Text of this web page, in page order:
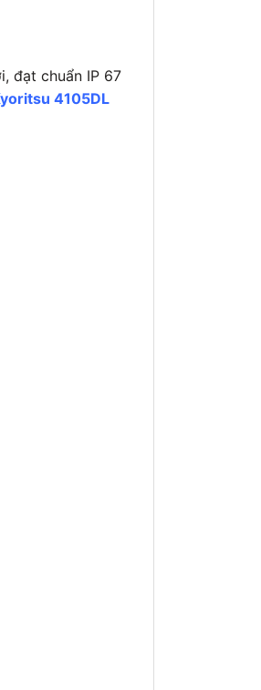
đạt chuẩn IP 67
4105DL